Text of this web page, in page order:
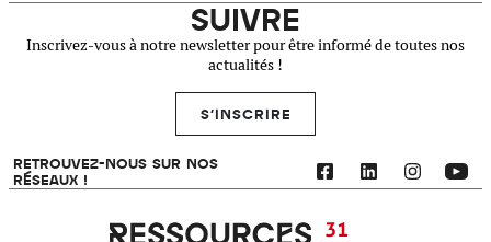
SUIVRE
Inscrivez-vous à notre newsletter pour être informé de toutes nos
actualités !
S'INSCRIRE
RETROUVEZ-NOUS SUR NOS
RÉSEAUX !
Ressources 31